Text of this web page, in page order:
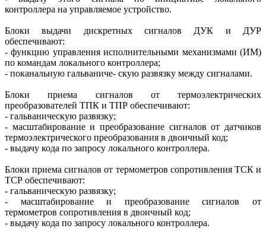
контроллера на управляемое устройство.
Блоки выдачи дискретных сигналов ДУК и ДУР
обеспечивают:
- функцию управления исполнительными механизмами (ИМ)
по командам локального контроллера;
- поканальную гальваниче- скую развязку между сигналами.
Блоки приема сигналов от термоэлектрических
преобразователей ТПК и ТПР обеспечивают:
- гальваническую развязку;
- масштабирование и преобразование сигналов от датчиков
термоэлектрического преобразования в двоичный код;
- выдачу кода по запросу локального контроллера.
Блоки приема сигналов от термометров сопротивления ТСК и
ТСР обеспечивают:
- гальваническую развязку;
- масштабирование и преобразование сигналов от
термометров сопротивления в двоичный код;
- выдачу кода по запросу локального контроллера.